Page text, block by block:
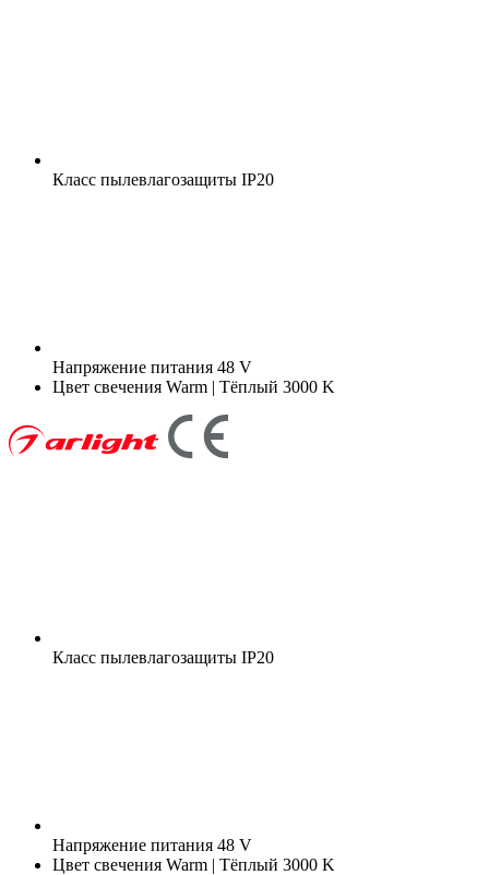
Класс пылевлагозащиты IP20
Напряжение питания 48 V
Цвет свечения Warm | Тёплый 3000 K
Класс пылевлагозащиты IP20
Напряжение питания 48 V
Цвет свечения Warm | Тёплый 3000 K